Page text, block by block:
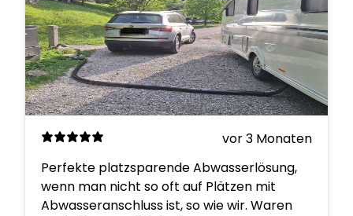
vor 3 Monaten
Perfekte platzsparende Abwasserlösung,
wenn man nicht so oft auf Plätzen mit
Abwasseranschluss ist, so wie wir. Waren